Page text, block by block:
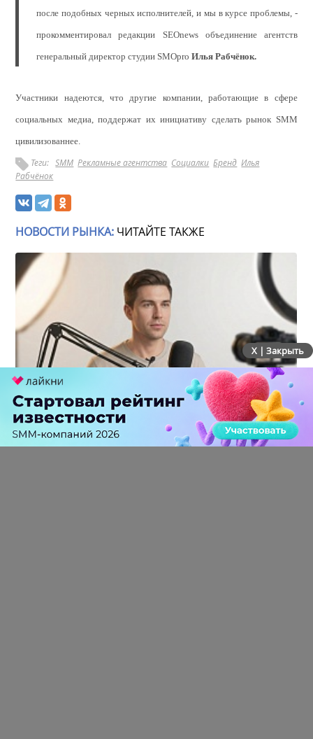
после подобных черных исполнителей, и мы в курсе проблемы, -
прокомментировал редакции SEOnews объединение агентств
генеральный директор студии SMOproИлья Рабчёнок.
Участники надеются, что другие компании, работающие в сфере
социальных медиа, поддержат их инициативу сделать рынок SMM
цивилизованнее.
Теги: SMM Рекламные агентства Социалки Бренд Илья
Рабчёнок
НОВОСТИ РЫНКА: ЧИТАЙТЕ ТАКЖЕ
Российский рынок инфлюенс-маркетинга вошел в
фазу стагнации после нескольких лет роста
X | Закрыть